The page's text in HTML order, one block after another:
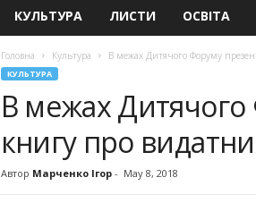
КУЛЬТУРА ЛИСТИ ОСВІТА
Головна Культура В межах Дитячого Форуму
КУЛЬТУРА
В межах
книгу про
Автор Марченко Ігор- May 8, 2018